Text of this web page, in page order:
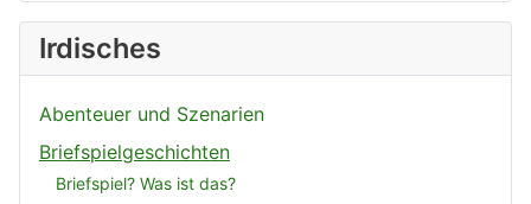
Irdisches
Abenteuer und Szenarien
Briefspielgeschichten
Briefspiel? Was ist das?